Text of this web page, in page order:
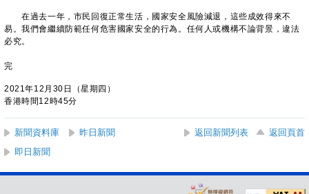
在過去一年，市民回復正常生活，國家安全風險減退，這些成效得來不
易。我們會繼續防範任何危害國家安全的行為。任何人或機構不論背景，違法
必究。
完
2021年12月30日（星期四）
香港時間12時45分
新聞資料庫 昨日新聞 返回新聞列表
返回頁首
即日新聞